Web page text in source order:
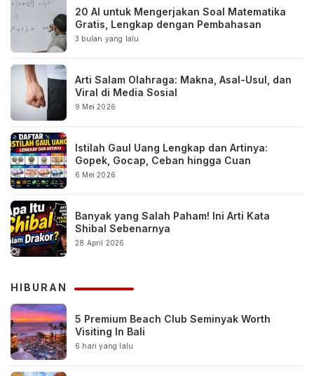
20 AI untuk Mengerjakan Soal Matematika
Gratis, Lengkap dengan Pembahasan
3 bulan yang lalu
Arti Salam Olahraga: Makna, Asal-Usul, dan
Viral di Media Sosial
9 Mei 2026
Istilah Gaul Uang Lengkap dan Artinya:
Gopek, Gocap, Ceban hingga Cuan
6 Mei 2026
Banyak yang Salah Paham! Ini Arti Kata
Shibal Sebenarnya
28 April 2026
HIBURAN
5 Premium Beach Club Seminyak Worth
Visiting In Bali
6 hari yang lalu